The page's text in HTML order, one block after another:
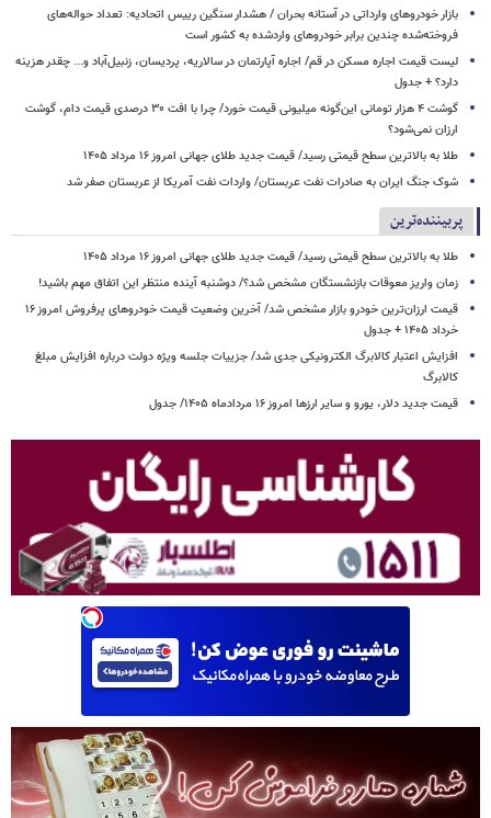
بازار خودروهای وارداتی در آستانه بحران / هشدار سنگین رییس اتحادیه: تعداد حواله‌های
فروخته‌شده چندین برابر خودروهای واردشده به کشور است
لیست قیمت اجاره مسکن در قم/ اجاره آپارتمان در سالاریه، پردیسان، زنبیل‌آباد و... چقدر هزینه
دارد؟ + جدول
گوشت ۴ هزار تومانی این‌گونه میلیونی قیمت خورد/ چرا با افت ۳۰ درصدی قیمت دام، گوشت
ارزان نمی‌شود؟
طلا به بالاترین سطح قیمتی رسید/ قیمت جدید طلای جهانی امروز ۱۶ مرداد ۱۴۰۵
شوک جنگ ایران به صادرات نفت عربستان/ واردات نفت آمریکا از عربستان صفر شد
پربیننده‌ترین
طلا به بالاترین سطح قیمتی رسید/ قیمت جدید طلای جهانی امروز ۱۶ مرداد ۱۴۰۵
زمان واریز معوقات بازنشستگان مشخص شد؟/ دوشنبه آینده منتظر این اتفاق مهم باشید!
قیمت ارزان‌ترین خودرو بازار مشخص شد/ آخرین وضعیت قیمت خودروهای پرفروش امروز ۱۶
خرداد ۱۴۰۵ + جدول
افزایش اعتبار کالابرگ الکترونیکی جدی شد/ جزییات جلسه ویژه دولت درباره افزایش مبلغ
کالابرگ
قیمت جدید دلار، یورو و سایر ارزها امروز ۱۶ مردادماه ۱۴۰۵/ جدول